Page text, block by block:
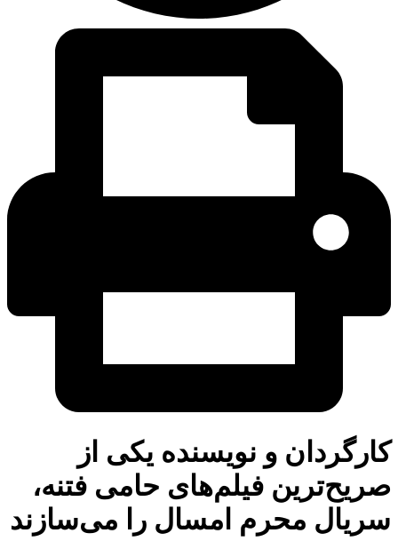
و نویسنده یکی از
فیلم‌های حامی فتنه،
محرم امسال را می‌سازند